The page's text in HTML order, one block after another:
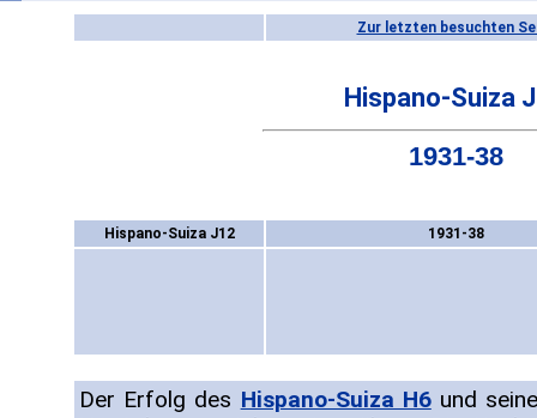
Zur letzten besuchten
Hispano-Suiza
1931-38
Hispano-Suiza J12 1931-38
Der Erfolg des Hispano-Suiza H6und